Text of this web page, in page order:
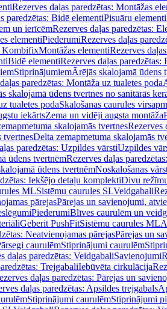
Rezerves daļas paredzētas: Montāžas
paredzētas: Bidē elementiPisuāru elementi
un ierīcēmRezerves daļas paredzētas:
elementiPiederumiRezerves daļas
KombifixMontāžas elementiRezerves
Bidē elementiRezerves daļas paredzētas:
StiprinājumiemĀrējās skalojamā ūdens
paredzētas: Montāža uz tualetes poda
skalojamā ūdens tvertnes no sanitārās
tualetes podaSkalošanas caurules
iekārtsZema un vidēji augsta montāža
skalojamās tvertnesRezerves
tvertnesDelta zemapmetuma skalojamās
paredzētas: Uzpildes vārstiUzpildes
ūdens tvertnēmRezerves daļas
ūdens tvertnēmNoskalošanas
Iekšējo detaļu komplektiDivu
MLSistēmu caurules SLVeidgabali
pārejasPārejas un savienojumi,
PiederumiBlīves caurulēm un
Geberit PushFitSistēmu caurules ML
Neatvienojamas pārejasPārejas un
caurulēmStiprinājumi caurulēm
daļas paredzētas: VeidgabaliSavienojumi
TrejgabaliIebūvēta cirkulācija
daļas paredzētas: Pārejas un
daļas paredzētas: Apsildes trejgabals
Stiprinājumi caurulēmStiprinājumi